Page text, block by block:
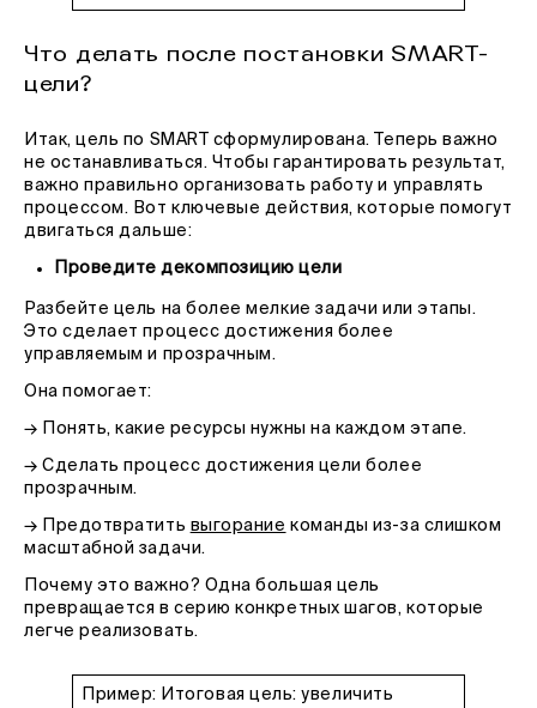
Что делать после постановки SMART-
цели?
Итак, цель по SMART сформулирована. Теперь важно
не останавливаться. Чтобы гарантировать результат,
важно правильно организовать работу и управлять
процессом. Вот ключевые действия, которые помогут
двигаться дальше:
Проведите декомпозицию цели
Разбейте цель на более мелкие задачи или этапы.
Это сделает процесс достижения более
управляемым и прозрачным.
Она помогает:
→ Понять, какие ресурсы нужны на каждом этапе.
→ Сделать процесс достижения цели более
прозрачным.
→ Предотвратить выгорание команды из-за слишком
масштабной задачи.
Почему это важно? Одна большая цель
превращается в серию конкретных шагов, которые
легче реализовать.
Пример: Итоговая цель: увеличить